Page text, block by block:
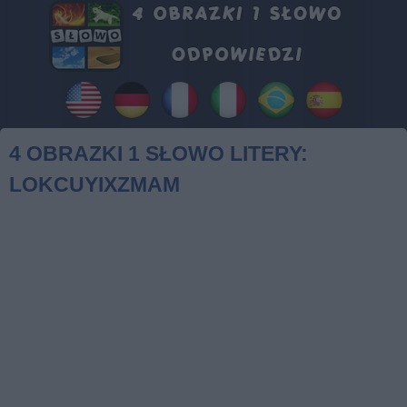
4 OBRAZKI 1 SŁOWO LITERY:
LOKCUYIXZMAM